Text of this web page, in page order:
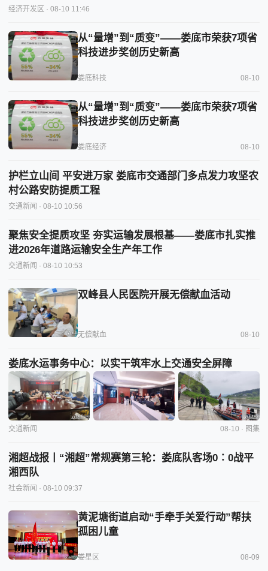
经济开发区 · 08-10 11:46
从“量增”到“质变”——娄底市荣获7项省
科技进步奖创历史新高
娄底科技 08-10
从“量增”到“质变”——娄底市荣获7项省
科技进步奖创历史新高
娄底经济 08-10
护栏立山间 平安进万家 娄底市交通部门多点发力攻坚农
村公路安防提质工程
交通新闻 · 08-10 10:56
聚焦安全提质攻坚 夯实运输发展根基——娄底市扎实推
进2026年道路运输安全生产年工作
交通新闻 · 08-10 10:53
双峰县人民医院开展无偿献血活动
无偿献血 08-10
娄底水运事务中心：以实干筑牢水上交通安全屏障
交通新闻 08-10 · 图集
湘超战报丨“湘超”常规赛第三轮：娄底队客场0∶0战平
湘西队
社会新闻 · 08-10 09:37
黄泥塘街道启动“手牵手关爱行动”帮扶
孤困儿童
娄星区 08-09